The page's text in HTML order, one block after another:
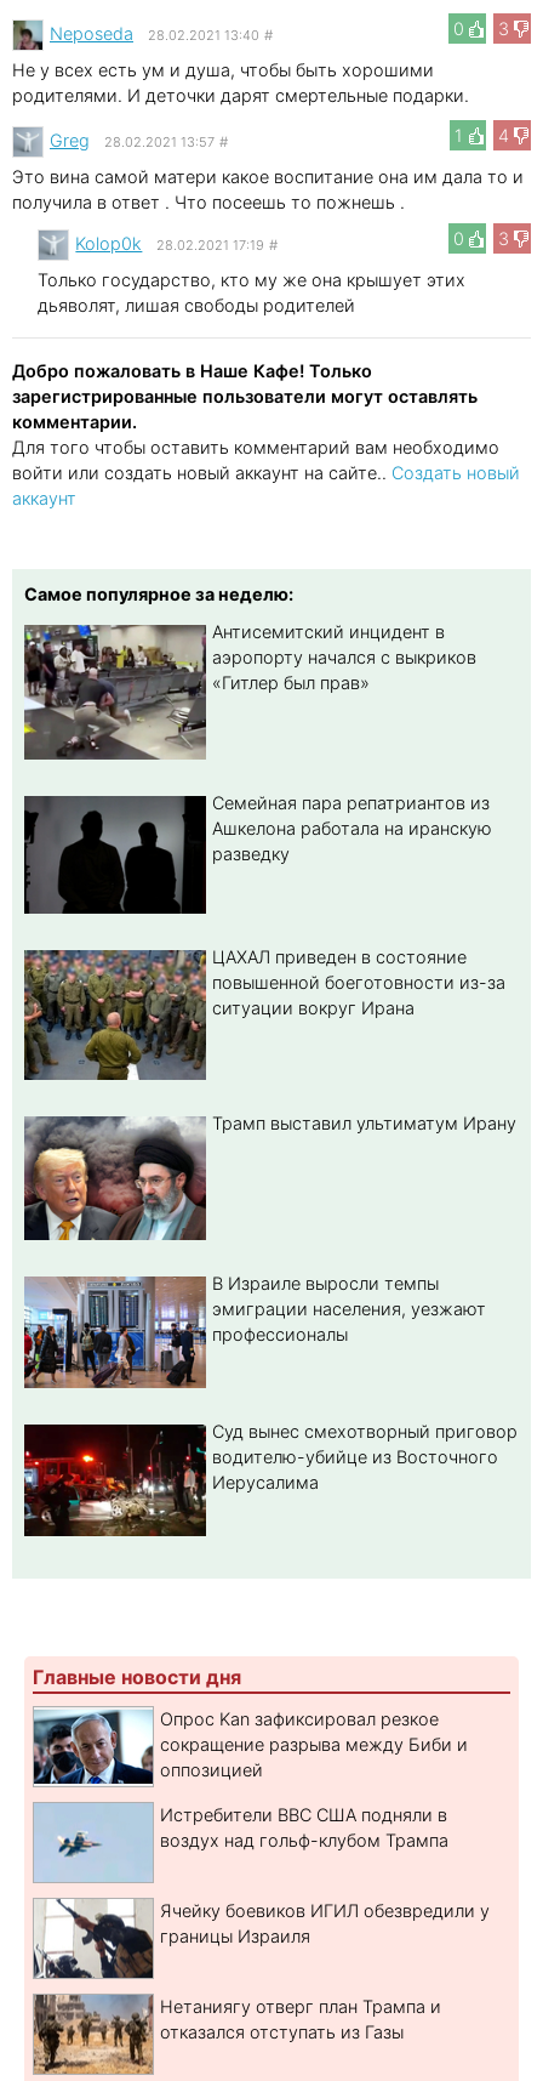
0
3
Neposeda 28.02.2021 13:40 #
Не у всех есть ум и душа, чтобы быть хорошими
родителями. И деточки дарят смертельные подарки.
1
4
Greg 28.02.2021 13:57 #
Это вина самой матери какое воспитание она им дала то и
получила в ответ . Что посеешь то пожнешь .
0
3
Kolop0k 28.02.2021 17:19 #
Только государство, кто му же она крышует этих
дьяволят, лишая свободы родителей
Добро пожаловать в Наше Кафе! Только
зарегистрированные пользователи могут оставлять
комментарии.
Для того чтобы оставить комментарий вам необходимо
войти или создать новый аккаунт на сайте.. Создать новый
аккаунт
Самое популярное за неделю:
Антисемитский инцидент в
аэропорту начался с выкриков
«Гитлер был прав»
Семейная пара репатриантов из
Ашкелона работала на иранскую
разведку
ЦАХАЛ приведен в состояние
повышенной боеготовности из-за
ситуации вокруг Ирана
Трамп выставил ультиматум Ирану
В Израиле выросли темпы
эмиграции населения, уезжают
профессионалы
Суд вынес смехотворный приговор
водителю-убийце из Восточного
Иерусалима
Главные новости дня
Опрос Kan зафиксировал резкое
сокращение разрыва между Биби и
оппозицией
Истребители ВВС США подняли в
воздух над гольф-клубом Трампа
Ячейку боевиков ИГИЛ обезвредили у
границы Израиля
Нетаниягу отверг план Трампа и
отказался отступать из Газы